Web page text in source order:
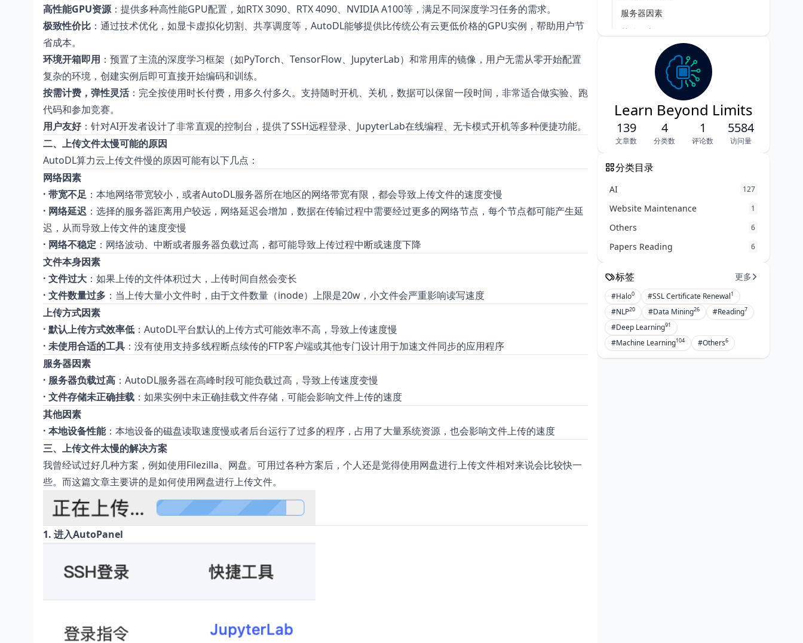
高性能GPU资源：提供多种高性能GPU配置，如RTX 3090、RTX 4090、NVIDIA A100等，满足不同深度学习任务的需求。
极致性价比 ：通过技术优化，如显卡虚拟化切割、共享调度等，AutoDL能够提供比传统公有云更低价格的GPU实例，帮助用户节
省成本。
环境开箱即用 ：预置了主流的深度学习框架（如PyTorch、TensorFlow、JupyterLab）和常用库的镜像，用户无需从零开始配置
复杂的环境，创建实例后即可直接开始编码和训练。
按需计费，弹性灵活：完全按使用时长付费，用多久付多久。支持随时开机、关机，数据可以保留一段时间，非常适合做实验、跑
代码和参加竞赛。
用户友好：针对AI开发者设计了非常直观的控制台，提供了SSH远程登录、JupyterLab在线编程、无卡模式开机等多种便捷功能。
二、上传文件太慢可能的原因
AutoDL算力云上传文件慢的原因可能有以下几点：
网络因素
· 带宽不足 ：本地网络带宽较小，或者AutoDL服务器所在地区的网络带宽有限，都会导致上传文件的速度变慢
· 网络延迟 ：选择的服务器距离用户较远，网络延迟会增加，数据在传输过程中需要经过更多的网络节点，每个节点都可能产生延
迟，从而导致上传文件的速度变慢
· 网络不稳定 ：网络波动、中断或者服务器负载过高，都可能导致上传过程中断或速度下降
文件本身因素
· 文件过大 ：如果上传的文件体积过大，上传时间自然会变长
· 文件数量过多 ：当上传大量小文件时，由于文件数量（inode）上限是20w，小文件会严重影响读写速度
上传方式因素
· 默认上传方式效率低 ：AutoDL平台默认的上传方式可能效率不高，导致上传速度慢
· 未使用合适的工具 ：没有使用支持多线程断点续传的FTP客户端或其他专门设计用于加速文件同步的应用程序
服务器因素
· 服务器负载过高 ：AutoDL服务器在高峰时段可能负载过高，导致上传速度变慢
· 文件存储未正确挂载 ：如果实例中未正确挂载文件存储，可能会影响文件上传的速度
其他因素
· 本地设备性能：本地设备的磁盘读取速度慢或者后台运行了过多的程序，占用了大量系统资源，也会影响文件上传的速度
三、上传文件太慢的解决方案
我曾经试过好几种方案，例如使用Filezilla、网盘。可用过各种方案后，个人还是觉得使用网盘进行上传文件相对来说会比较快一
些。而这篇文章主要讲的是如何使用网盘进行上传文件。
1. 进入AutoPanel
服务器因素
其他因素
三、上传文件太慢的解决方案
1. 进入AutoPanel
2. 点击公网网盘
3. 扫描二维码，登陆授权
4. 选择要上传的文件，下载
Learn Beyond Limits
139
文章数
4
分类数
1
评论数
5584
访问量
分类目录
AI 127
Website Maintenance 1
Others 6
Papers Reading 6
标签 更多
#Halo0 #SSL Certificate Renewal1
#NLP20 #Data Mining26 #Reading7
#Deep Learning91
#Machine Learning104 #Others6